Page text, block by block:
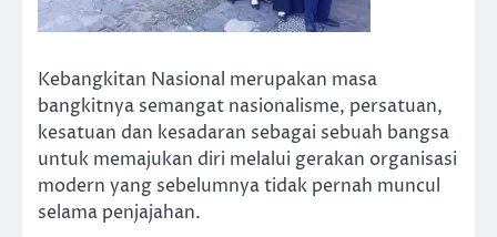
Kebangkitan Nasional merupakan masa
bangkitnya semangat nasionalisme, persatuan,
kesatuan dan kesadaran sebagai sebuah bangsa
untuk memajukan diri melalui gerakan organisasi
modern yang sebelumnya tidak pernah muncul
selama penjajahan.